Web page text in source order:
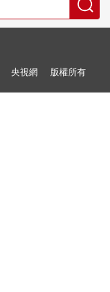
央視網 版權所有